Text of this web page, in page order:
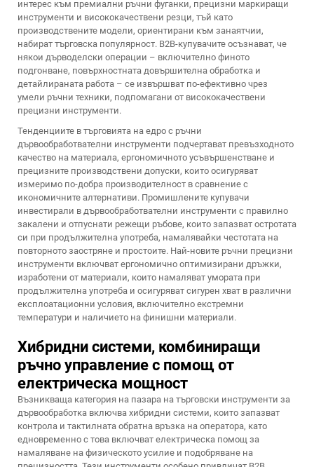
интерес към премиални ръчни фуганки, прецизни маркиращи
инструменти и висококачествени резци, тъй като
производствените модели, ориентирани към занаятчии,
набират търговска популярност. B2B-купувачите осъзнават, че
някои дърводелски операции – включително финото
подгонване, повърхностната довършителна обработка и
детайлираната работа – се извършват по-ефективно чрез
умели ръчни техники, подпомагани от висококачествени
прецизни инструменти.
Тенденциите в търговията на едро с ръчни
дървообработвателни инструменти подчертават превъзходното
качество на материала, ергономичното усъвършенстване и
прецизните производствени допуски, които осигуряват
измеримо по-добра производителност в сравнение с
икономичните алтернативи. Промишлените купувачи
инвестирали в дървообработвателни инструменти с правилно
закалени и отпуснати режещи ръбове, които запазват остротата
си при продължителна употреба, намалявайки честотата на
повторното заостряне и простоите. Най-новите ръчни прецизни
инструменти включват ергономично оптимизирани дръжки,
изработени от материали, които намаляват умората при
продължителна употреба и осигуряват сигурен хват в различни
експлоатационни условия, включително екстремни
температури и наличието на финишни материали.
Хибридни системи, комбиниращи
ръчно управление с помощ от
електрическа мощност
Възникваща категория на пазара на търговски инструменти за
дървообработка включва хибридни системи, които запазват
контрола и тактилната обратна връзка на оператора, като
едновременно с това включват електрическа помощ за
намаляване на физическото усилие и подобряване на